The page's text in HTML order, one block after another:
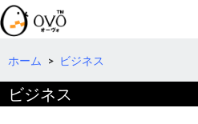
検
索
コ
テ
へ
ホーム > ビジネス
ビジネス